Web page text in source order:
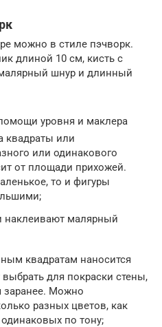
можно в стиле пэчворк.
длиной 10 см, кисть с
шнур и длинный
уровня и маклера
квадраты или
или одинакового
от площади прихожей.
то и фигуры
наклеивают малярный
квадратам наносится
для покраски стены,
заранее. Можно
разных цветов, как
по тону;